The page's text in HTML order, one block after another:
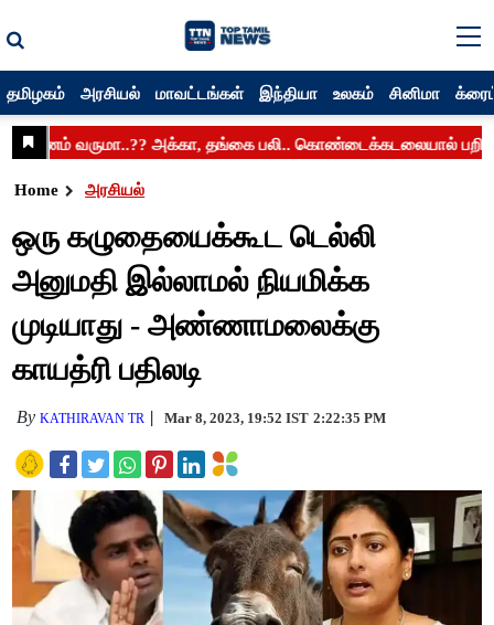
தமிழகம் அரசியல் மாவட்டங்கள் இந்தியா உலகம் சினிமா
Home அரசியல்
ஒரு கழுதையைக்கூட டெல்லி
அனுமதி இல்லாமல் நியமிக்க
முடியாது - அண்ணாமலைக்கு
காயத்ரி பதிலடி
ByKATHIRAVAN TR Mar 8, 2023, 19:52 IST 2:22:35 PM